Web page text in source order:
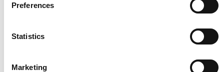
Preferences
Statistics
Marketing